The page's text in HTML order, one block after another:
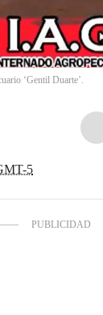
‘Gentil Duarte’.
5